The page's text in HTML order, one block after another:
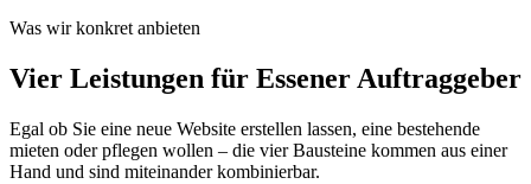
Was wir konkret anbieten
Vier Leistungen für Essener Auftraggeber
Egal ob Sie eine neue Website erstellen lassen, eine bestehende
mieten oder pflegen wollen – die vier Bausteine kommen aus einer
Hand und sind miteinander kombinierbar.